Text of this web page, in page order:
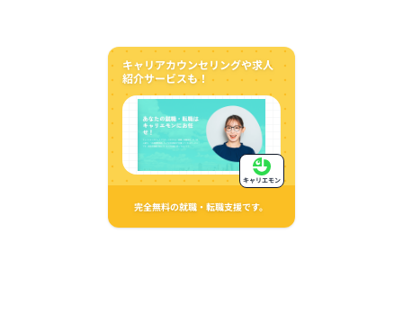
キャリアカウンセリングや求人
紹介サービスも！
完全無料の就職・転職支援です。
キャリエモン